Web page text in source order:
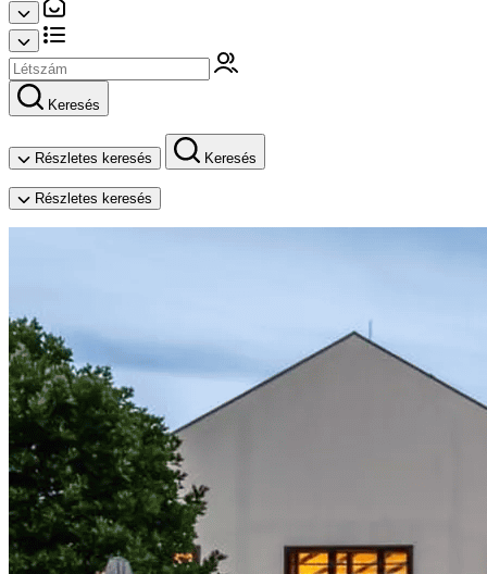
Keresés
Részletes keresés Keresés
Részletes keresés